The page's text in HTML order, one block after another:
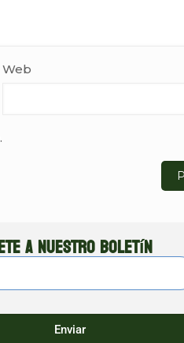
Web
a nuestro boletín
Enviar